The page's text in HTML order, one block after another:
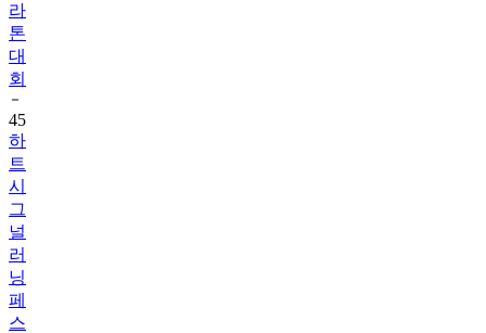
라
톤
대
회
45
하
트
시
그
널
러
닝
페
스